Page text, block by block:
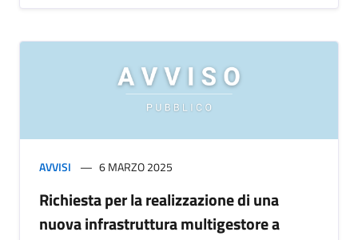
AVVISI 6 MARZO 2025
Richiesta per la realizzazione di una
nuova infrastruttura multigestore a